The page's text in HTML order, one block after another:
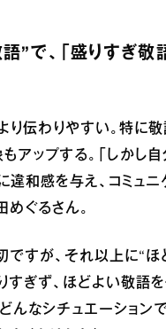
で、「盛りすぎ敬
り伝わりやすい。特に
アップする。「しかし
和感を与え、コミュ
めぐるさん。
ですが、それ以上に“
すぎず、ほどよい敬語
んなシチュエーション